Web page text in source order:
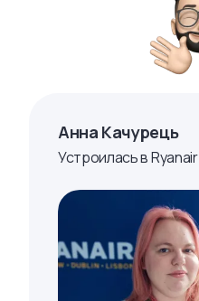
Анна Качурець
Устроилась в Ryanair